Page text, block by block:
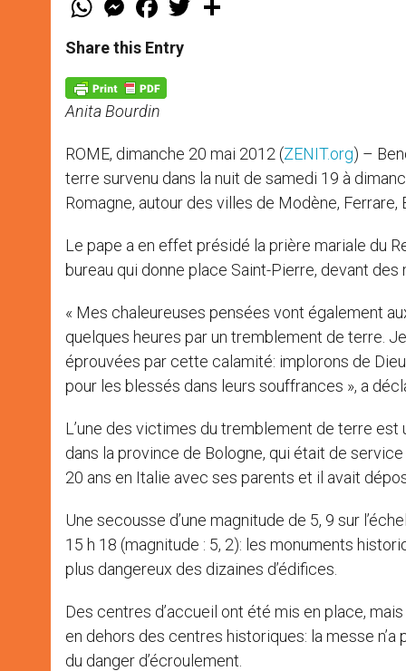
t
s
p
p
e
s
e
g
e
r
a
e
b
k
w
Share this Entry
Anita Bourdin
ROME, dimanche 20 mai 2012 (ZENIT.org) –
terre survenu dans la nuit de samedi 19 à
Romagne, autour des villes de Modène,
Le pape a en effet présidé la prière mariale du
bureau qui donne place Saint-Pierre, devant des
« Mes chaleureuses pensées vont également
quelques heures par un tremblement de terre.
éprouvées par cette calamité: implorons de
pour les blessés dans leurs souffrances », a
L’une des victimes du tremblement de terre est
dans la province de Bologne, qui était de
20 ans en Italie avec ses parents et il avait
Une secousse d’une magnitude de 5, 9 sur
15 h 18 (magnitude : 5, 2): les monuments
plus dangereux des dizaines d’édifices.
Des centres d’accueil ont été mis en place,
en dehors des centres historiques: la messe
du danger d’écroulement.